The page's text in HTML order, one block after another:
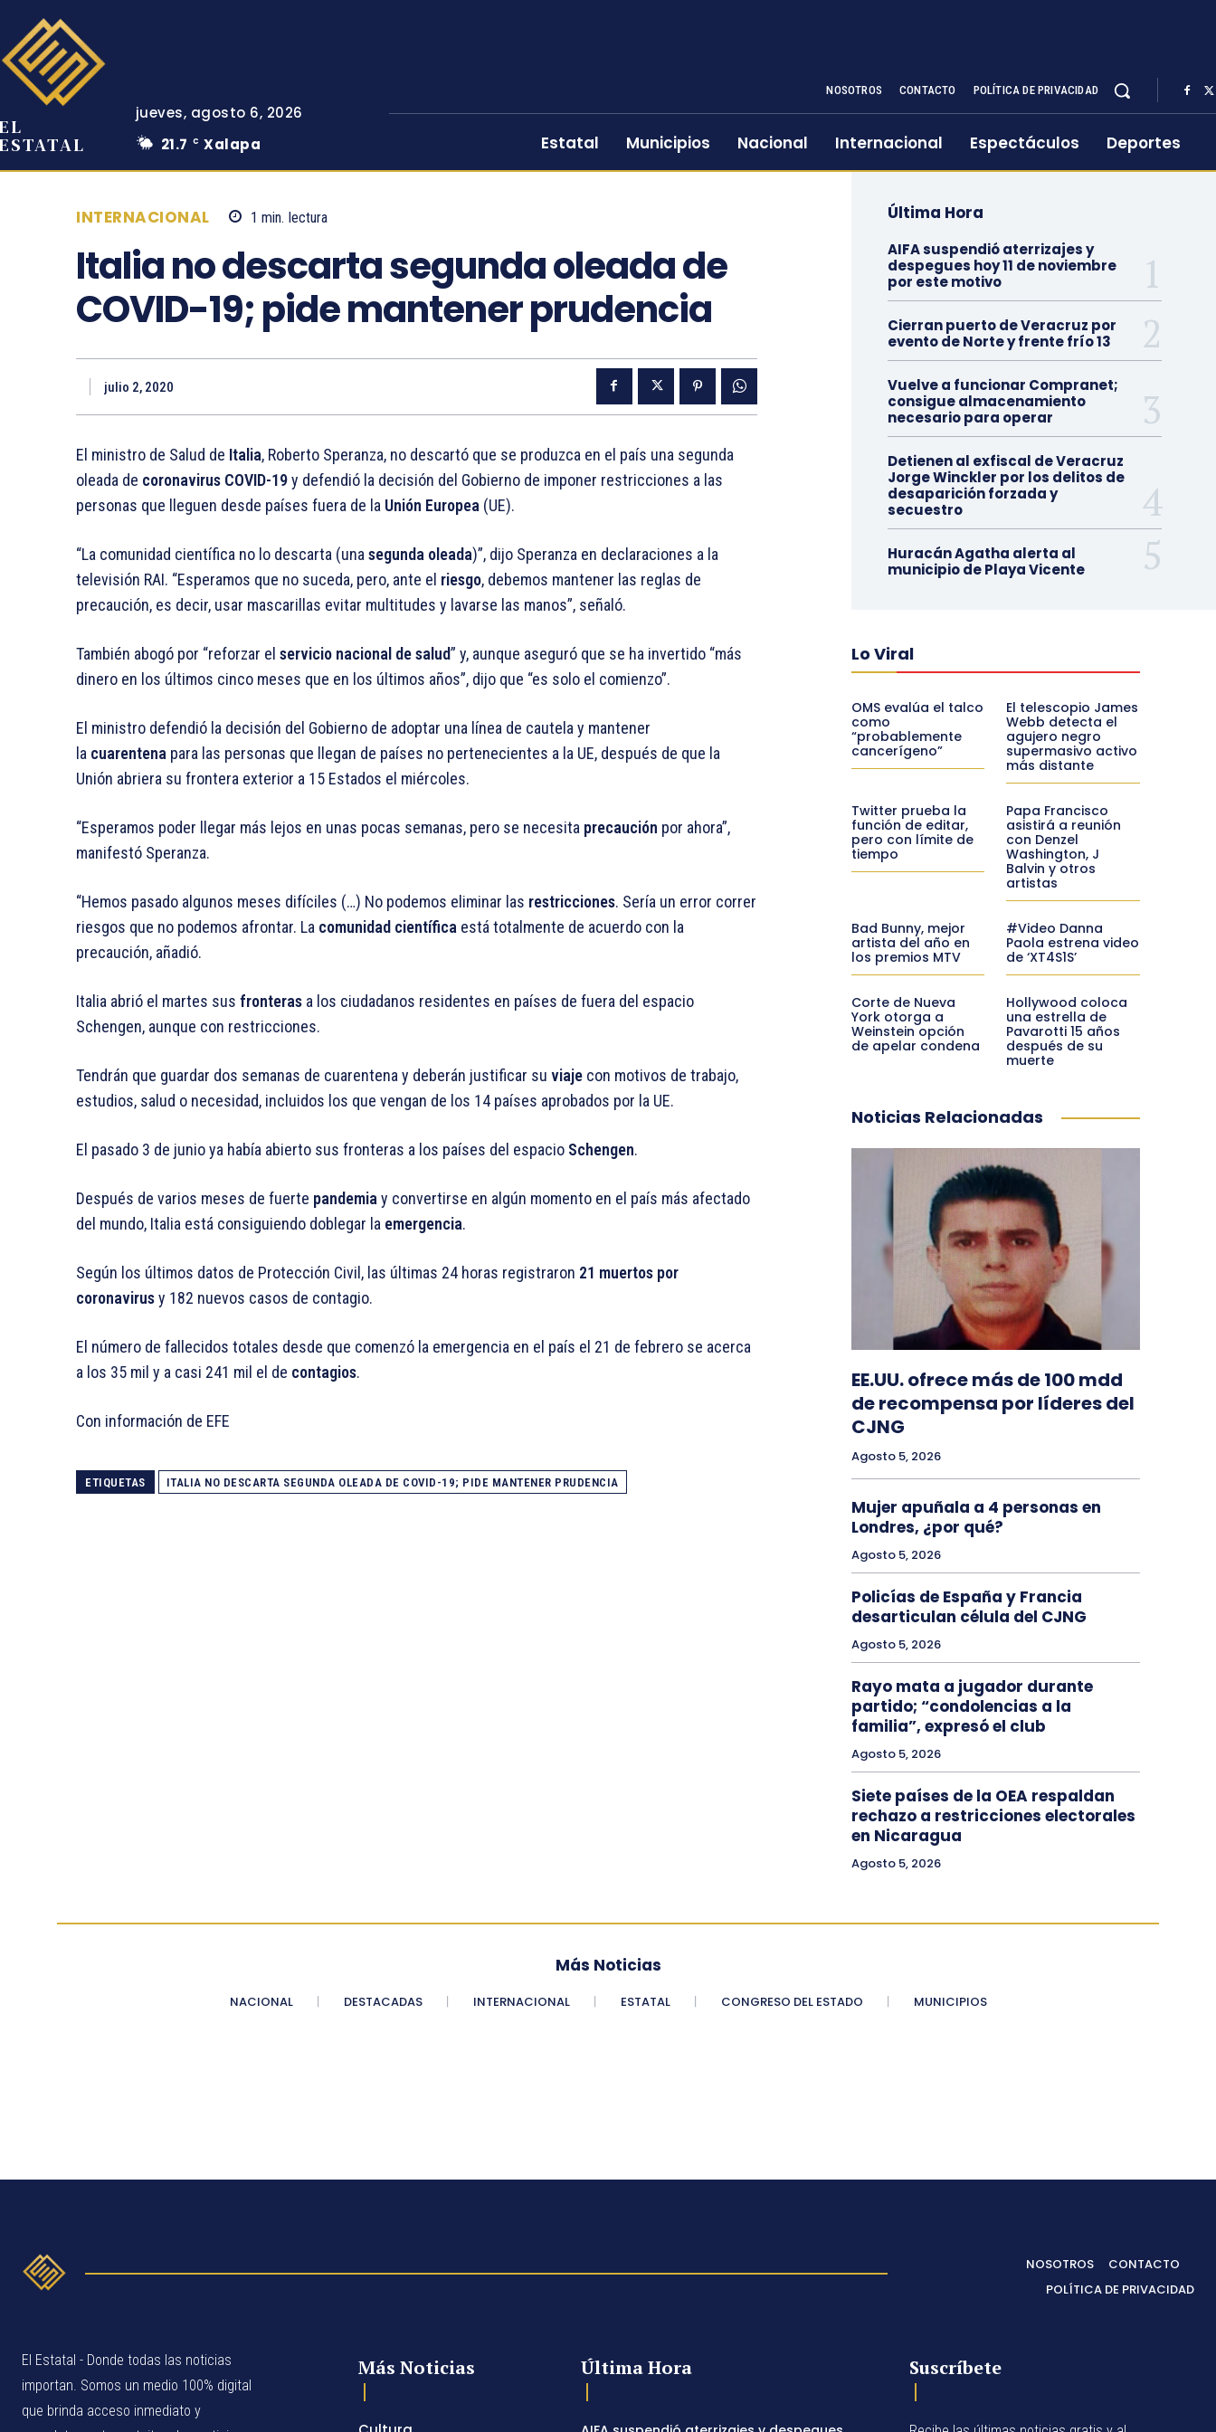
EL
ESTATAL
jueves, agosto 6, 2026
21.7
C Xalapa
NOSOTROS CONTACTO POLÍTICA DE PRIVACIDAD
Estatal Municipios Nacional Internacional Espectáculos Deportes
INTERNACIONAL 1 min. lectura
Italia no descarta segunda oleada de
COVID-19; pide mantener prudencia
julio 2, 2020
El ministro de Salud de Italia, Roberto Speranza, no descartó que se produzca en el país una segunda
oleada de coronavirus COVID-19y defendió la decisión del Gobierno de imponer restricciones a las
personas que lleguen desde países fuera de la Unión Europea (UE).
“La comunidad científica no lo descarta (una segunda oleada)”, dijo Speranza en declaraciones a la
televisión RAI. “Esperamos que no suceda, pero, ante el riesgo, debemos mantener las reglas de
precaución, es decir, usar mascarillas evitar multitudes y lavarse las manos”, señaló.
También abogó por “reforzar el servicio nacional de salud” y, aunque aseguró que se ha invertido “más
dinero en los últimos cinco meses que en los últimos años”, dijo que “es solo el comienzo”.
El ministro defendió la decisión del Gobierno de adoptar una línea de cautela y mantener
la cuarentena para las personas que llegan de países no pertenecientes a la UE, después de que la
Unión abriera su frontera exterior a 15 Estados el miércoles.
“Esperamos poder llegar más lejos en unas pocas semanas, pero se necesita precaución por ahora”,
manifestó Speranza.
“Hemos pasado algunos meses difíciles (…) No podemos eliminar las restricciones. Sería un error correr
riesgos que no podemos afrontar. La comunidad científica está totalmente de acuerdo con la
precaución, añadió.
Italia abrió el martes sus fronteras a los ciudadanos residentes en países de fuera del espacio
Schengen, aunque con restricciones.
Tendrán que guardar dos semanas de cuarentena y deberán justificar su viaje con motivos de trabajo,
estudios, salud o necesidad, incluidos los que vengan de los 14 países aprobados por la UE.
El pasado 3 de junio ya había abierto sus fronteras a los países del espacio Schengen.
Después de varios meses de fuerte pandemia y convertirse en algún momento en el país más afectado
del mundo, Italia está consiguiendo doblegar la emergencia.
Según los últimos datos de Protección Civil, las últimas 24 horas registraron 21 muertos por
coronavirusy 182 nuevos casos de contagio.
El número de fallecidos totales desde que comenzó la emergencia en el país el 21 de febrero se acerca
a los 35 mil y a casi 241 mil el de contagios.
Con información de EFE
ETIQUETAS ITALIA NO DESCARTA SEGUNDA OLEADA DE COVID-19; PIDE MANTENER PRUDENCIA
Última Hora
AIFA suspendió aterrizajes y
despegues hoy 11 de noviembre
por este motivo
Cierran puerto de Veracruz por
evento de Norte y frente frío 13
Vuelve a funcionar Compranet;
consigue almacenamiento
necesario para operar
Detienen al exfiscal de Veracruz
Jorge Winckler por los delitos de
desaparición forzada y
secuestro
Huracán Agatha alerta al
municipio de Playa Vicente
Lo Viral
OMS evalúa el talco
como
“probablemente
cancerígeno”
El telescopio James
Webb detecta el
agujero negro
supermasivo activo
más distante
Twitter prueba la
función de editar,
pero con límite de
tiempo
Papa Francisco
asistirá a reunión
con Denzel
Washington, J
Balvin y otros
artistas
Bad Bunny, mejor
artista del año en
los premios MTV
#Video Danna
Paola estrena video
de ‘XT4S1S’
Corte de Nueva
York otorga a
Weinstein opción
de apelar condena
Hollywood coloca
una estrella de
Pavarotti 15 años
después de su
muerte
Noticias Relacionadas
EE.UU. ofrece más de 100 mdd
de recompensa por líderes del
CJNG
Agosto 5, 2026
Mujer apuñala a 4 personas en
Londres, ¿por qué?
Agosto 5, 2026
Policías de España y Francia
desarticulan célula del CJNG
Agosto 5, 2026
Rayo mata a jugador durante
partido; “condolencias a la
familia”, expresó el club
Agosto 5, 2026
Siete países de la OEA respaldan
rechazo a restricciones electorales
en Nicaragua
Agosto 5, 2026
Más Noticias
NACIONAL DESTACADAS INTERNACIONAL ESTATAL CONGRESO DEL ESTADO MUNICIPIOS
NOSOTROS
CONTACTO
POLÍTICA DE PRIVACIDAD
El Estatal - Donde todas las noticias
importan. Somos un medio 100% digital
que brinda acceso inmediato y
Más Noticias Última Hora Suscríbete